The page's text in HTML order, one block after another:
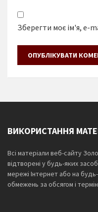
Зберегти моє ім'я, e-
ВИКОРИСТАННЯ
Всі матеріали веб-сайту
відтворені у будь-яких
мережі Інтернет або на
обмежень за обсягом і